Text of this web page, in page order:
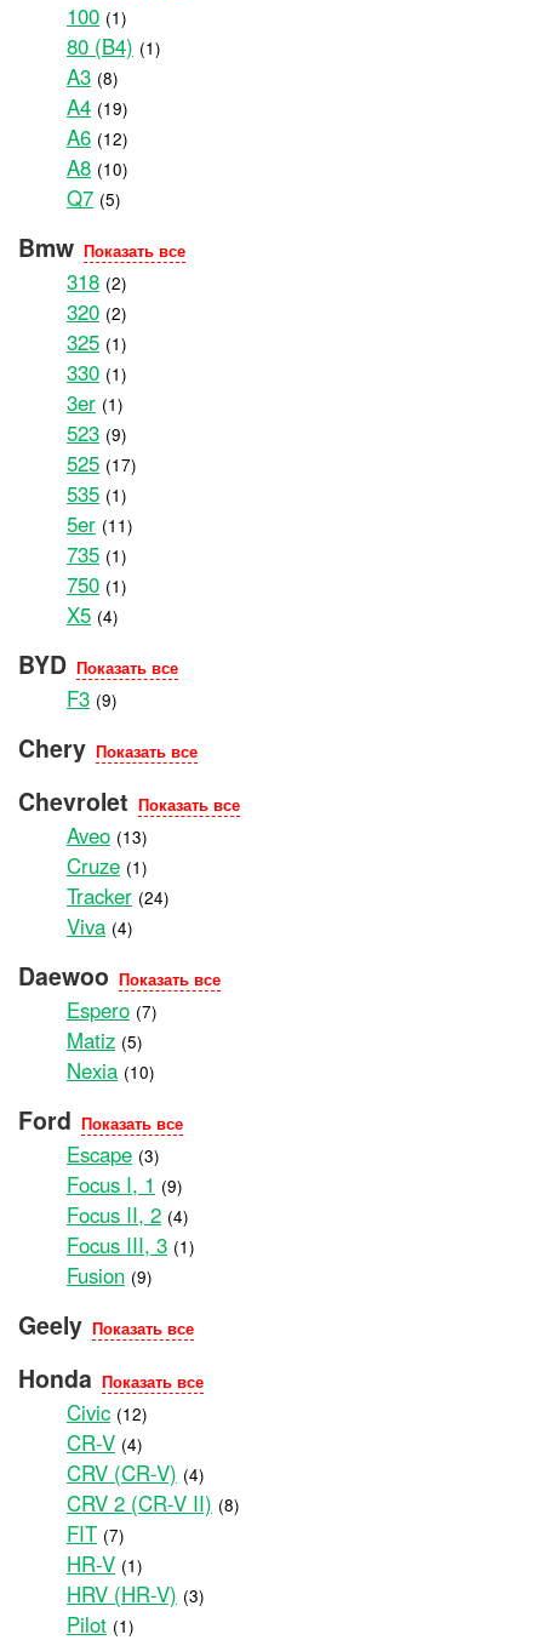
100 (1)
80 (B4) (1)
A3 (8)
A4 (19)
A6 (12)
A8 (10)
Q7 (5)
Bmw Показать все
318 (2)
320 (2)
325 (1)
330 (1)
3er (1)
523 (9)
525 (17)
535 (1)
5er (11)
735 (1)
750 (1)
X5 (4)
BYD Показать все
F3 (9)
Chery Показать все
Chevrolet Показать все
Aveo (13)
Cruze (1)
Tracker (24)
Viva (4)
Daewoo Показать все
Espero (7)
Matiz (5)
Nexia (10)
Ford Показать все
Escape (3)
Focus I, 1 (9)
Focus II, 2 (4)
Focus III, 3 (1)
Fusion (9)
Geely Показать все
Honda Показать все
Civic (12)
CR-V (4)
CRV (CR-V) (4)
CRV 2 (CR-V II) (8)
FIT (7)
HR-V (1)
HRV (HR-V) (3)
Pilot (1)